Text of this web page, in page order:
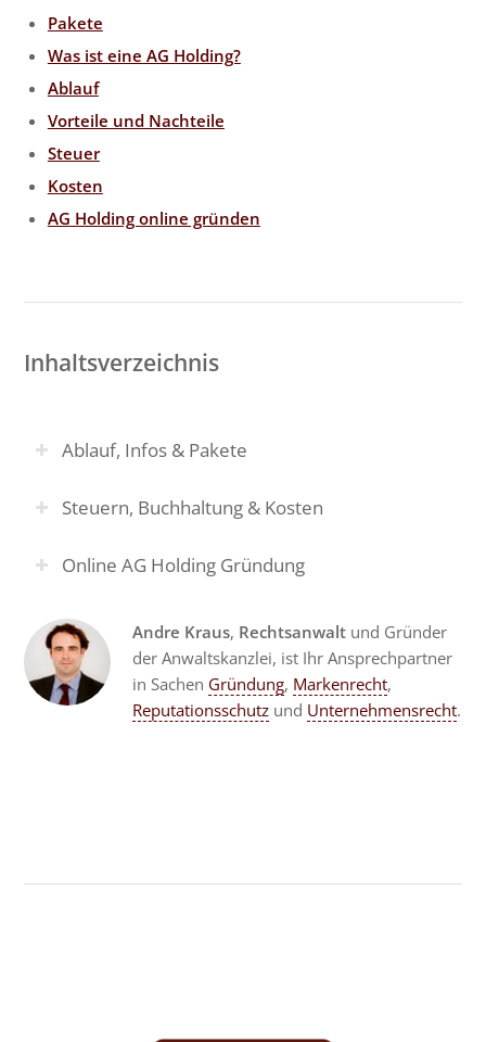
Pakete
Was ist eine AG Holding?
Ablauf
Vorteile und Nachteile
Steuer
Kosten
AG Holding online gründen
Inhaltsverzeichnis
Ablauf, Infos & Pakete
Steuern, Buchhaltung & Kosten
Online AG Holding Gründung
Andre Kraus, Rechtsanwalt und Gründer
der Anwaltskanzlei, ist Ihr Ansprechpartner
in Sachen Gründung, Markenrecht,
Reputationsschutzund Unternehmensrecht.